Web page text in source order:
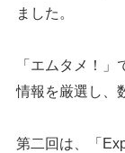
ました。
「エムタメ！
情報を厳選し、
第二回は、「